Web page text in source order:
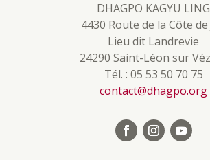
DHAGPO KAGYU LING
4430 Route de la Côte
Lieu dit Landrevie
24290 Saint-Léon sur
Tél. : 05 53 50 70 75
contact@dhagpo.org